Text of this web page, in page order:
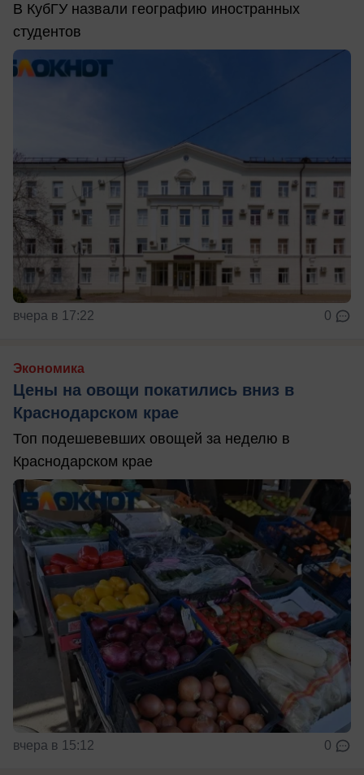
В КубГУ назвали географию иностранных
студентов
вчера в 17:22 0
Экономика
Цены на овощи покатились вниз в
Краснодарском крае
Топ подешевевших овощей за неделю в
Краснодарском крае
вчера в 15:12 0